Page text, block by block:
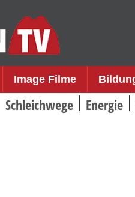
Image Filme
Schleichwege Energie